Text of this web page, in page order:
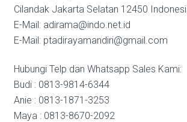
Cilandak Jakarta Selatan 12450
E-Mail: adirama@indo.net.id
E-Mail: ptadirayamandiri@gmail.com
Hubungi Telp dan Whatsapp Sales Kami:
Budi : 0813-9814-6344
Anie : 0813-1871-3253
Maya : 0813-8670-2092